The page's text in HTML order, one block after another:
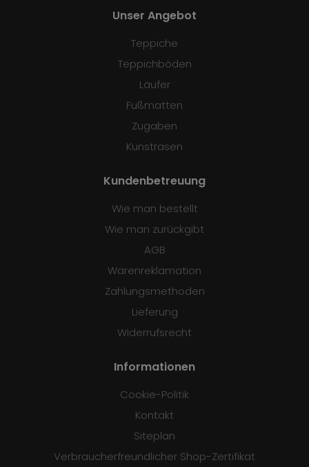
Unser Angebot
Teppiche
Teppichböden
Läufer
Fußmatten
Zugaben
Kunstrasen
Kundenbetreuung
Wie man bestellt
Wie man zurückgibt
AGB
Warenreklamation
Zahlungsmethoden
Lieferung
Widerrufsrecht
Informationen
Cookie-Politik
Kontakt
Siteplan
Verbraucherfreundlicher Shop-Zertifikat